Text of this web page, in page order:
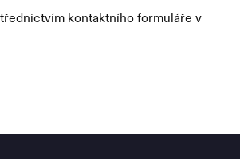
kontaktního formuláře v